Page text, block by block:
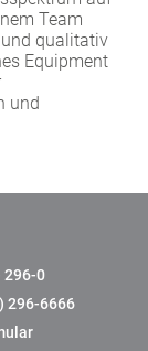
Team
und qualitativ
Equipment
und
296-0
296-6666